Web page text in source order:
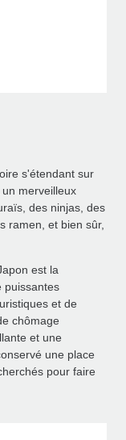
s'étendant sur
merveilleux
des ninjas, des
ramen, et bien sûr,
est la
puissantes
et de
chômage
et une
une place
pour faire